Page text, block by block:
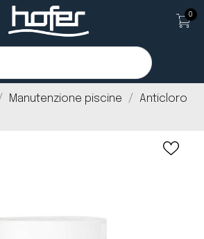
0
Manutenzione piscine
Anticloro